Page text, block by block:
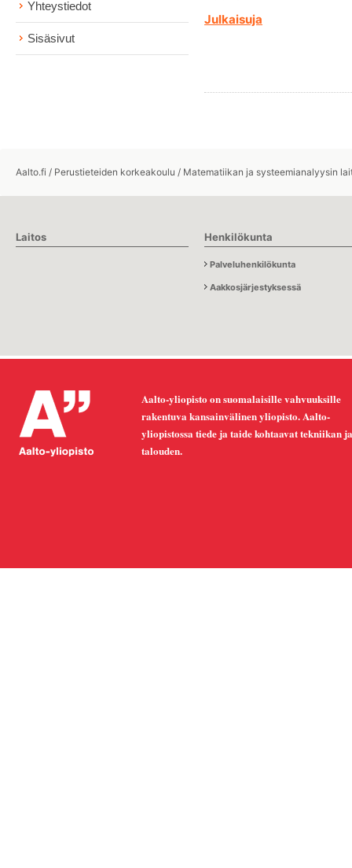
Yhteystiedot
Sisäsivut
Julkaisuja
Aalto.fi / Perustieteiden korkeakoulu / Matematiikan ja systeemianalyysin
Laitos Henkilökunta
Palveluhenkilökunta
Aakkosjärjestyksessä
Aalto-yliopisto on suomalaisille vahvuuksille
rakentuva kansainvälinen yliopisto. Aalto-
yliopistossa tiede ja taide kohtaavat tekniikan ja
talouden.